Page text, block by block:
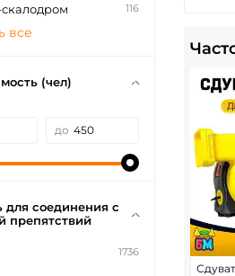
скалодром 116
все
(чел)
до
для соединения с
препятствий
1736